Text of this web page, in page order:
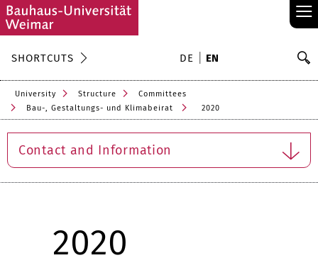
≡
SHORTCUTS DE EN
University Structure
Committees
Bau-, Gestaltungs- und Klimabeirat
2020
Contact and Information
2020